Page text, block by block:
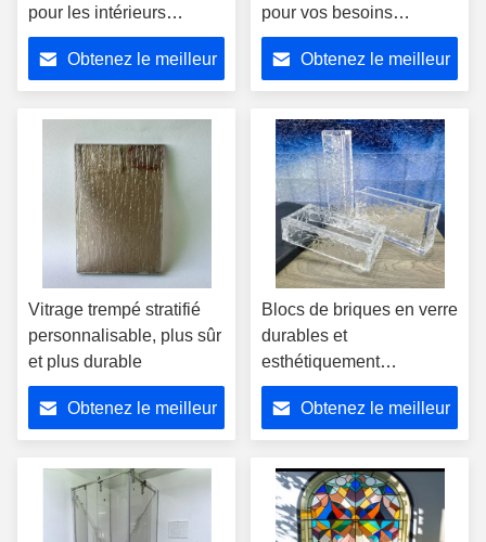
pour les intérieurs
modernes et les espaces
commerciaux Imprimer
un design élégant
Durable et
personnalisable
Obtenez le meilleur
pour vos besoins
professionnels
Obtenez le meilleur
Vitrage trempé stratifié
personnalisable, plus sûr
et plus durable
Obtenez le meilleur
Blocs de briques en verre
durables et
esthétiquement
polyvalents pour des
applications intérieures
et extérieures
Obtenez le meilleur